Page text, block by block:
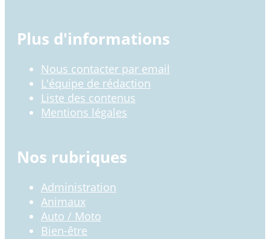
Plus d'informations
Nous contacter par email
L'équipe de rédaction
Liste des contenus
Mentions légales
Nos rubriques
Administration
Animaux
Auto / Moto
Bien-être